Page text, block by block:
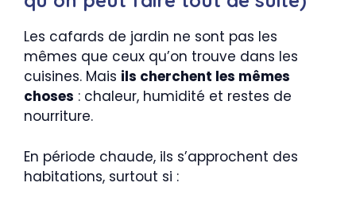
Les cafards de jardin ne sont pas les
mêmes que ceux qu’on trouve dans les
cuisines. Mais ils cherchent les mêmes
choses : chaleur, humidité et restes de
nourriture.
En période chaude, ils s’approchent des
habitations, surtout si :